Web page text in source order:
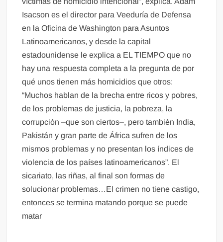
Isacson es el director para Veeduría de Defensa
en la Oficina de Washington para Asuntos
Latinoamericanos, y desde la capital
estadounidense le explica a EL TIEMPO que no
hay una respuesta completa a la pregunta de por
qué unos tienen más homicidios que otros:
“Muchos hablan de la brecha entre ricos y pobres,
de los problemas de justicia, la pobreza, la
corrupción –que son ciertos–, pero también India,
Pakistán y gran parte de África sufren de los
mismos problemas y no presentan los índices de
violencia de los países latinoamericanos”. El
sicariato, las riñas, al final son formas de
solucionar problemas…El crimen no tiene castigo,
entonces se termina matando porque se puede
matar